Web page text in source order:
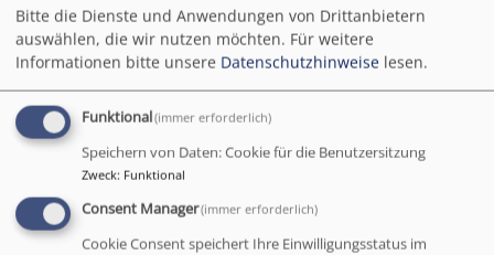
Bildrechte privat
Dekan Region Nordost:
Dekan Dr. Manuél Ceglarek
95444 Bayreuth
fon0921 596 810
Bitte die Dienste und Anwendungen von Drittanbietern
auswählen, die wir nutzen möchten. Für weitere
Informationen bitte unsere Datenschutzhinweise lesen.
Funktional(immer erforderlich)
Speichern von Daten: Cookie für die Benutzersitzung
Zweck: Funktional
Consent Manager(immer erforderlich)
Cookie Consent speichert Ihre Einwilligungsstatus im